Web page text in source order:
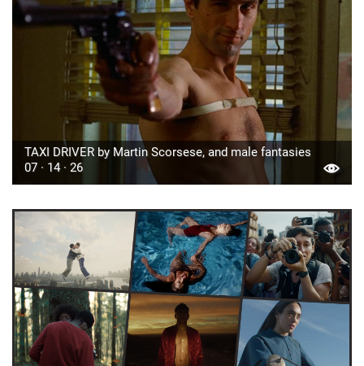
TAXI DRIVER by Martin Scorsese, and male fantasies
07 · 14 · 26